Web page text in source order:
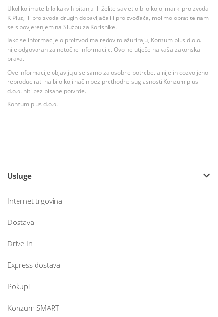
Ukoliko imate bilo kakvih pitanja ili želite savjet o bilo kojoj marki proizvoda
K Plus, ili proizvoda drugih dobavljača ili proizvođača, molimo obratite nam
se s povjerenjem na Službu za Korisnike.
Iako se informacije o proizvodima redovito ažuriraju, Konzum plus d.o.o.
nije odgovoran za netočne informacije. Ovo ne utječe na vaša zakonska
prava.
Ove informacije objavljuju se samo za osobne potrebe, a nije ih dozvoljeno
reproducirati na bilo koji način bez prethodne suglasnosti Konzum plus
d.o.o. niti bez pisane potvrde.
Konzum plus d.o.o.
Usluge
Internet trgovina
Dostava
Drive In
Express dostava
Pokupi
Konzum SMART